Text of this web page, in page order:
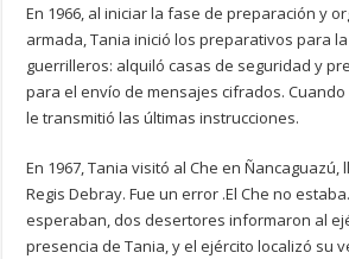
En 1966, al iniciar la fase de preparación y
armada, Tania inició los preparativos para
guerrilleros: alquiló casas de seguridad y
para el envío de mensajes cifrados. Cuando
le transmitió las últimas instrucciones.
En 1967, Tania visitó al Che en
Regis Debray. Fue un error .El Che no
esperaban, dos desertores informaron al
presencia de Tania, y el ejército localizó su